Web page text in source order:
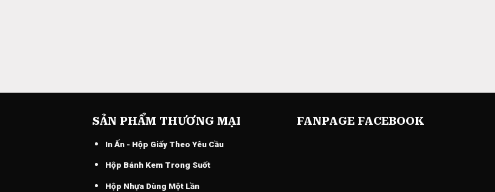
SẢN PHẨM THƯƠNG MẠI
In Ấn - Hộp Giấy Theo Yêu Cầu
Hộp Bánh Kem Trong Suốt
Hộp Nhựa Dùng Một Lần
FANPAGE FACEBOOK